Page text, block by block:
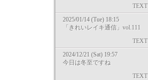
TEXT
2025/01/14 (Tue) 18:15
「きれいレイキ通信」vol.111
TEXT
2024/12/21 (Sat) 19:57
今日は冬至ですね
TEXT